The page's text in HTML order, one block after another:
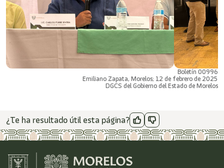
Boletín 00996
Emiliano Zapata, Morelos; 12 de febrero de 2025
DGCS del Gobierno del Estado de Morelos
¿Te ha resultado útil esta página?